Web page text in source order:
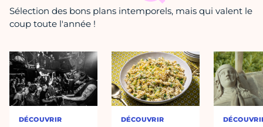
Sélection des bons plans intemporels, mais qui valent le
coup toute l'année !
DÉCOUVRIR DÉCOUVRIR